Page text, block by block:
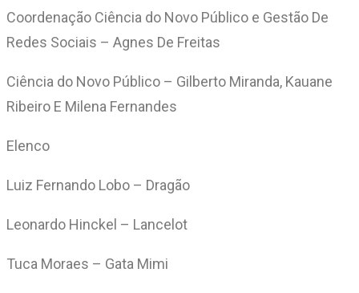
Coordenação Ciência do Novo Público e Gestão De
Redes Sociais – Agnes De Freitas
Ciência do Novo Público – Gilberto Miranda, Kauane
Ribeiro E Milena Fernandes
Elenco
Luiz Fernando Lobo – Dragão
Leonardo Hinckel – Lancelot
Tuca Moraes – Gata Mimi